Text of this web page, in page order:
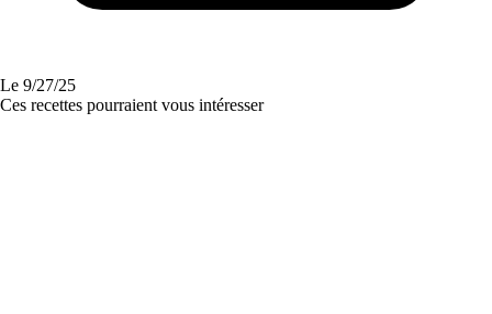
Le 9/27/25
Ces recettes pourraient vous intéresser